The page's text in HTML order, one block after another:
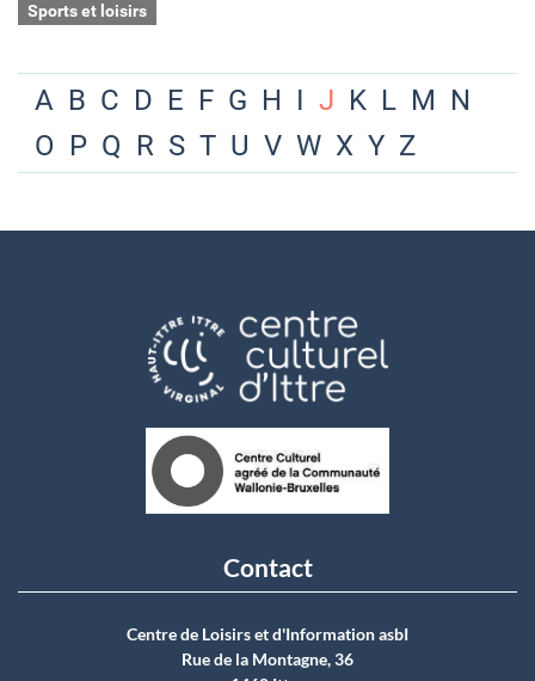
Sports et loisirs
A B C D E F G H I J K L M N
O P Q R S T U V W X Y Z
Contact
Centre de Loisirs et d'Information asbI
Rue de la Montagne, 36